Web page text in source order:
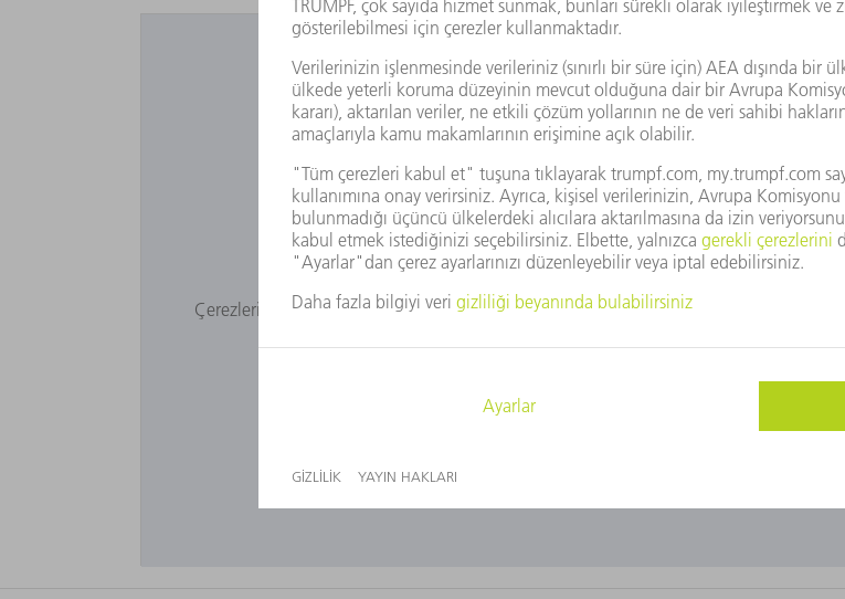
Google Haritalar'ı mı kullanmak istiyorsunuz?
Çerezlerimizi onaylamadığınız için Google Haritalar görüntülenmemektedir. Lütfen